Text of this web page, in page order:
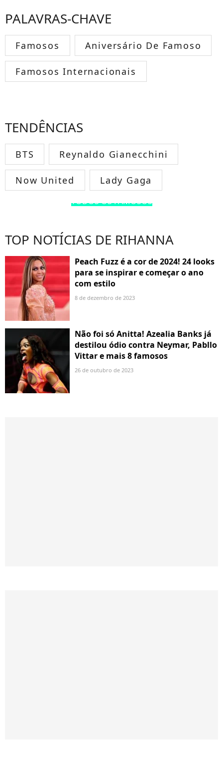
PALAVRAS-CHAVE
Famosos Aniversário De Famoso
Famosos Internacionais
TENDÊNCIAS
BTS Reynaldo Gianecchini
Now United Lady Gaga
TODOS OS FAMOSOS
TOP NOTÍCIAS DE RIHANNA
Peach Fuzz é a cor de 2024! 24 looks
para se inspirar e começar o ano
com estilo
8 de dezembro de 2023
Não foi só Anitta! Azealia Banks já
destilou ódio contra Neymar, Pabllo
Vittar e mais 8 famosos
26 de outubro de 2023